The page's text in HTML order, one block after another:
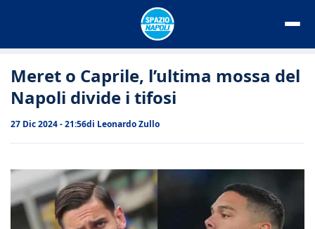
Meret o Caprile, l’ultima mossa del
Napoli divide i tifosi
27 Dic 2024 - 21:56di Leonardo Zullo